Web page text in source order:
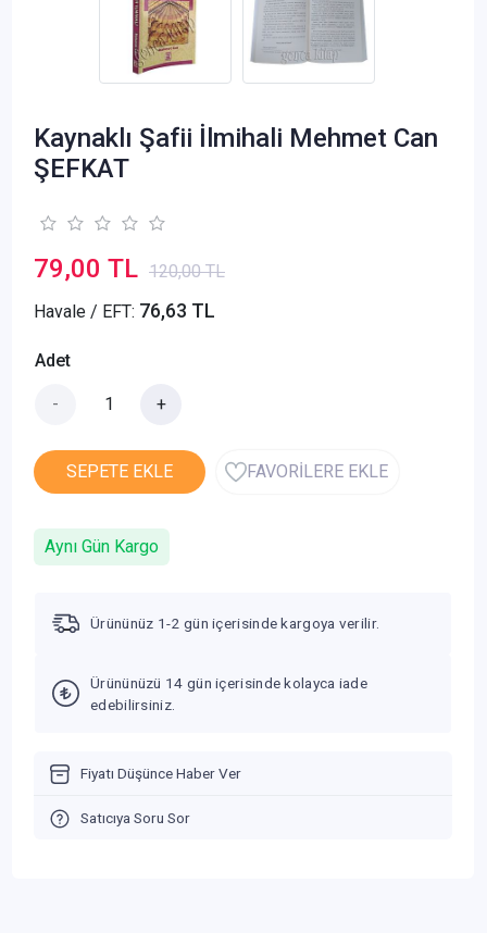
Kaynaklı Şafii İlmihali Mehmet Can
ŞEFKAT
79,00 TL 120,00 TL
Havale / EFT: 76,63 TL
Adet
- +
SEPETE EKLE FAVORİLERE EKLE
Aynı Gün Kargo
Ürününüz 1-2 gün içerisinde kargoya verilir.
Ürününüzü 14 gün içerisinde kolayca iade
edebilirsiniz.
Fiyatı Düşünce Haber Ver
Satıcıya Soru Sor